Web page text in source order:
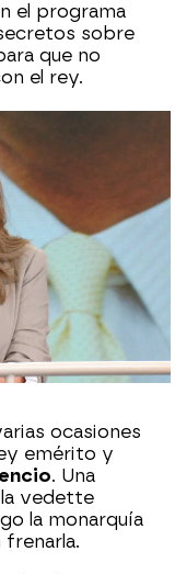
el programa
sobre
que no
el rey.
17:55
ocasiones
emérito y
. Una
vedette
la monarquía